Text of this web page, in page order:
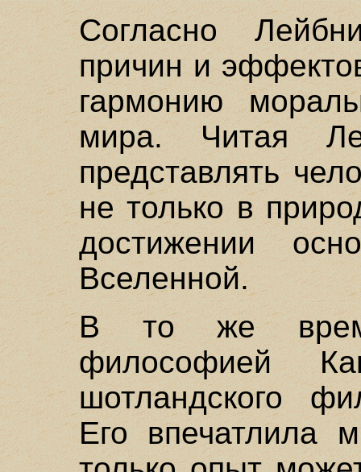
Согласно
причин и
гармонию
мира. Читая
представлять
не только в
достижении
Вселенной.
В то же время
философией
шотландского
Его